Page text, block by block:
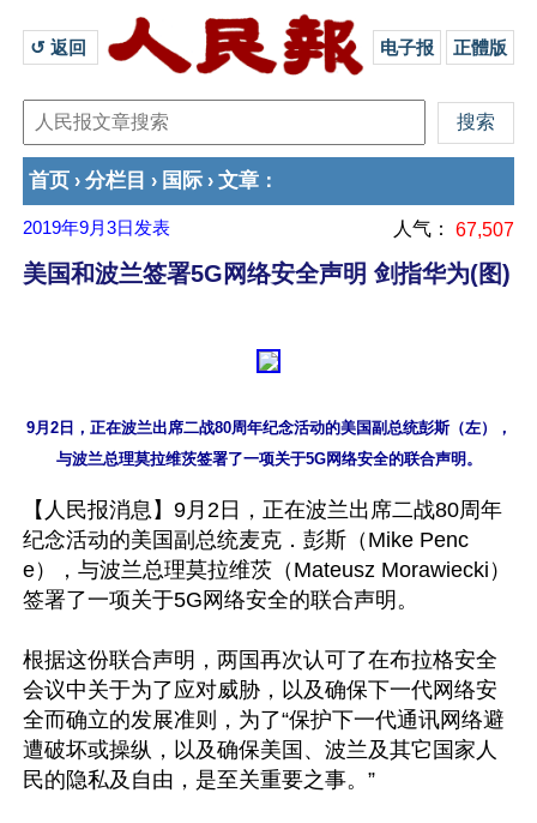
↺ 返回 电子报 正體版
首页 › 分栏目 › 国际 › 文章 ：
2019年9月3日 发表 人气： 67,507
美国和波兰签署5G网络安全声明 剑指华为(图)
9月2日，正在波兰出席二战80周年纪念活动的美国副总统彭斯（左），
【人民报消息】9月2日，正在波兰出席二战80周年
纪念活动的美国副总统麦克．彭斯（Mike Penc
e），与波兰总理莫拉维茨（Mateusz Morawiecki）
签署了一项关于5G网络安全的联合声明。
根据这份联合声明，两国再次认可了在布拉格安全
会议中关于为了应对威胁，以及确保下一代网络安
全而确立的发展准则，为了“保护下一代通讯网络避
遭破坏或操纵，以及确保美国、波兰及其它国家人
民的隐私及自由，是至关重要之事。”